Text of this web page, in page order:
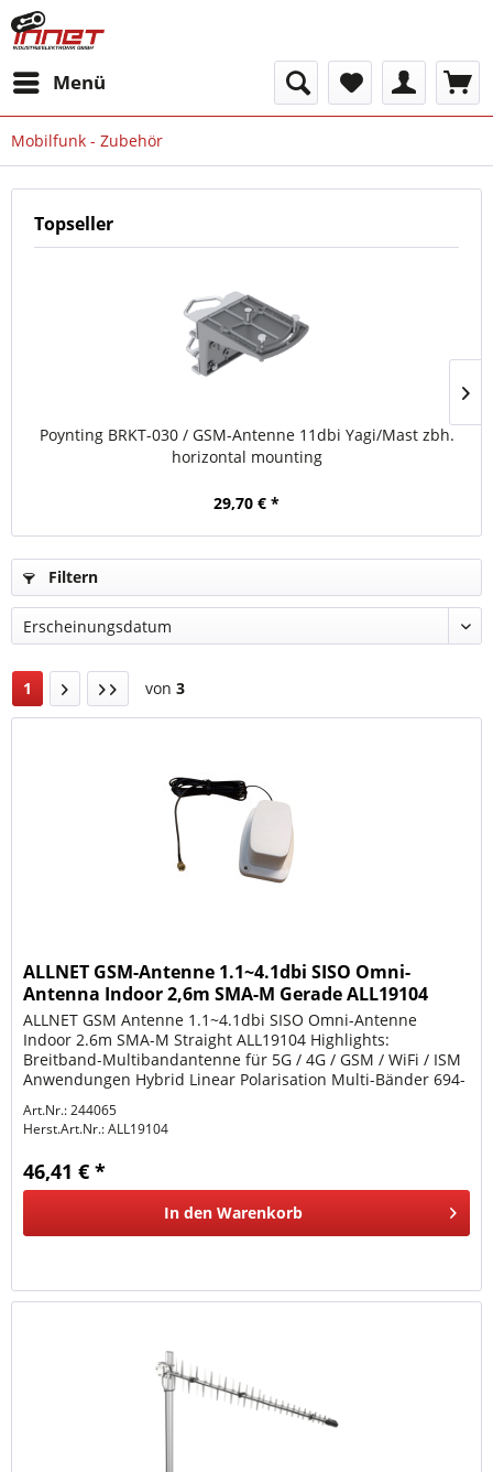
Menü
Mobilfunk - Zubehör
Topseller
Poynting BRKT-030 / GSM-Antenne 11dbi Yagi/Mast zbh.
horizontal mounting
29,70 € *
Filtern
1 von 3
ALLNET GSM-Antenne 1.1~4.1dbi SISO Omni-
Antenna Indoor 2,6m SMA-M Gerade ALL19104
ALLNET GSM Antenne 1.1~4.1dbi SISO Omni-Antenne
Indoor 2.6m SMA-M Straight ALL19104 Highlights:
Breitband-Multibandantenne für 5G / 4G / GSM / WiFi / ISM
Anwendungen Hybrid Linear Polarisation Multi-Bänder 694-
Art.Nr.: 244065
Herst.Art.Nr.:ALL19104
46,41 € *
In den Warenkorb